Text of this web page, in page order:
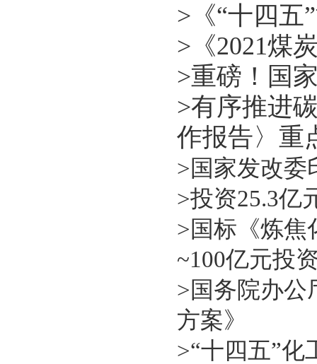
> 《“十四
> 《2021煤
>重磅！国
>有序推进
作报告〉重
>国家发改
>投资25.3亿
>国标《炼
~100亿元投
>国务院办
方案》
>“十四五”化